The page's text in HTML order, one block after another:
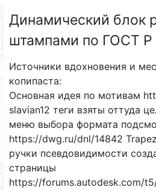
Динамический блок
штампами по ГОСТ Р
Источники вдохновения и
копипаста:
Основная идея по мотивам
slavian12 теги взяты оттуда
меню выбора формата
https://dwg.ru/dnl/14842
ручки псевдовидимости
страницы
https://forums.autodesk.com/